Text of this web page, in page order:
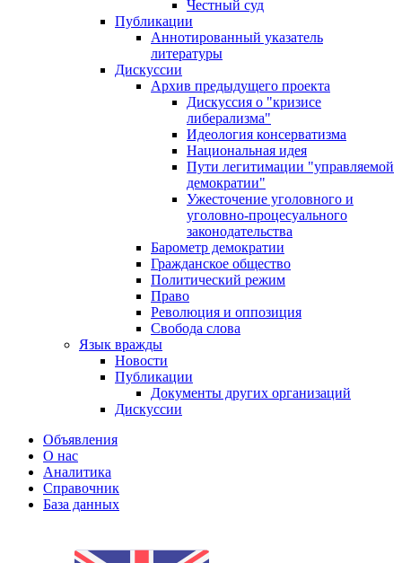
Честный суд
Публикации
Аннотированный указатель
литературы
Дискуссии
Архив предыдущего проекта
Дискуссия о "кризисе
либерализма"
Идеология консерватизма
Национальная идея
Пути легитимации "управляемой
демократии"
Ужесточение уголовного и
уголовно-процесуального
законодательства
Барометр демократии
Гражданское общество
Политический режим
Право
Революция и оппозиция
Свобода слова
Язык вражды
Новости
Публикации
Документы других организаций
Дискуссии
Объявления
О нас
Аналитика
Справочник
База данных